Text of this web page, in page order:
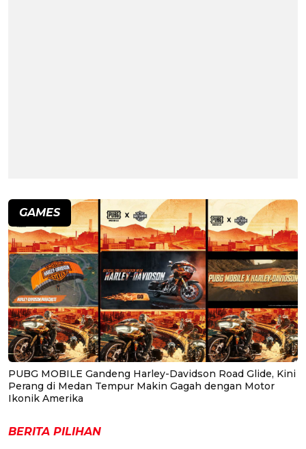
GAMES
PUBG MOBILE Gandeng Harley-Davidson Road Glide, Kini
Perang di Medan Tempur Makin Gagah dengan Motor
Ikonik Amerika
BERITA PILIHAN